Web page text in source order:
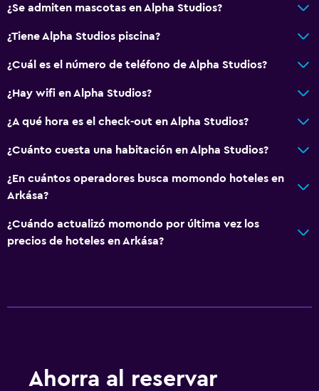
¿Se admiten mascotas en Alpha Studios?
¿Tiene Alpha Studios piscina?
¿Cuál es el número de teléfono de Alpha Studios?
¿Hay wifi en Alpha Studios?
¿A qué hora es el check-out en Alpha Studios?
¿Cuánto cuesta una habitación en Alpha Studios?
¿En cuántos operadores busca momondo hoteles en
Arkása?
¿Cuándo actualizó momondo por última vez los
precios de hoteles en Arkása?
Ahorra al reservar